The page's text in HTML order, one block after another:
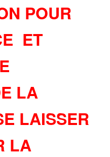
POUR
ET
LA
LAISSER
LA